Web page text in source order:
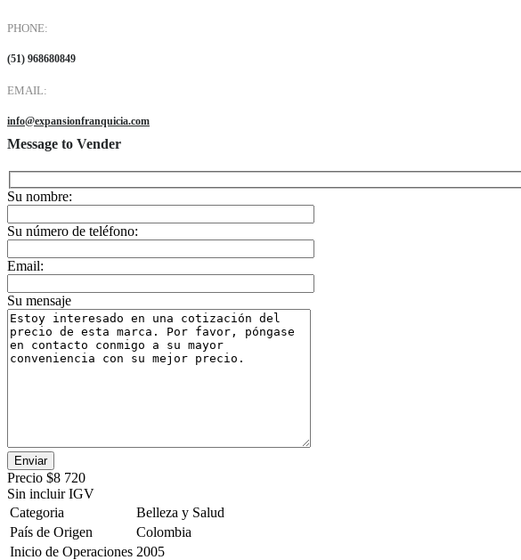
PHONE:
(51) 968680849
EMAIL:
info@expansionfranquicia.com
Message to Vender
Su nombre:
Su número de teléfono:
Email:
Su mensaje
Precio $8 720
Sin incluir IGV
Categoria
Belleza y Salud
País de Origen
Colombia
Inicio de Operaciones 2005